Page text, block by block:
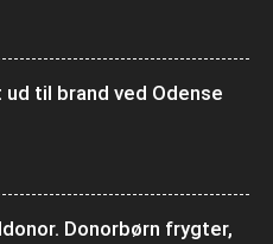
til brand ved Odense
Donorbørn frygter,